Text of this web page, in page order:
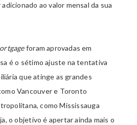
ao valor mensal da sua
foram aprovadas em
é o sétimo ajuste na tentativa
que atinge as grandes
Vancouver e Toronto
como Mississauga
o objetivo é apertar ainda mais o